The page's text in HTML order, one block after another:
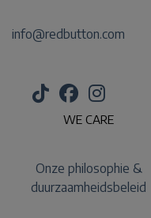
info@redbutton.com
WE CARE
Onze philosophie &
duurzaamheidsbeleid